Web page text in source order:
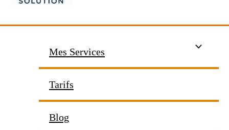
Mes Services
Tarifs
Blog